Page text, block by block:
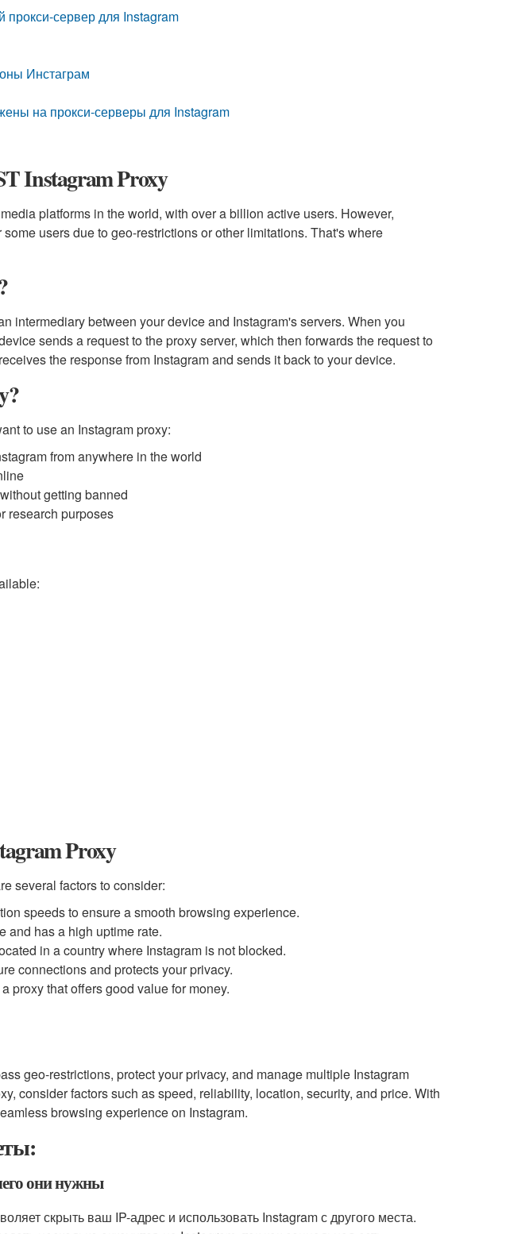
сервер для Instagram
Инстаграм
на прокси-серверы для Instagram
Instagram Proxy
platforms in the world, with over a billion active users. However,
users due to geo-restrictions or other limitations. That's where
intermediary between your device and Instagram's servers. When you
sends a request to the proxy server, which then forwards the request to
the response from Instagram and sends it back to your device.
to use an Instagram proxy:
from anywhere in the world
getting banned
research purposes
Proxy
several factors to consider:
speeds to ensure a smooth browsing experience.
and has a high uptime rate.
in a country where Instagram is not blocked.
connections and protects your privacy.
proxy that offers good value for money.
geo-restrictions, protect your privacy, and manage multiple Instagram
consider factors such as speed, reliability, location, security, and price. With
browsing experience on Instagram.
они нужны
скрыть ваш IP-адрес и использовать Instagram с другого места.